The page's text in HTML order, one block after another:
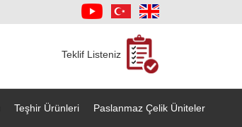
Teklif Listeniz
Teşhir Ürünleri Paslanmaz Çelik Üniteler